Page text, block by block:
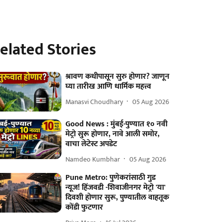
Stories
श्रावण कधीपासून सुरु होणार? जाणून
घ्या तारीख आणि धार्मिक महत्त्व
Manasvi Choudhary 05 Aug 2026
Good News : मुंबई-पुण्यात १० नवी
मेट्रो सुरू होणार, नावे आली समोर,
वाचा लेटेस्ट अपडेट
Namdeo Kumbhar 05 Aug 2026
Pune Metro: पुणेकरांसाठी गुड
न्यूज! हिंजवडी -शिवाजीनगर मेट्रो 'या'
दिवशी होणार सुरू, पुण्यातील वाहतूक
कोंडी फुटणार